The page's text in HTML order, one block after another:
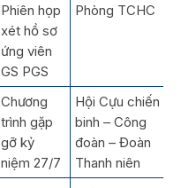
Phiên họp
xét hồ sơ
ứng viên
GS PGS
Phòng TCHC
Chương
trình gặp
gỡ kỷ
niệm 27/7
Hội Cựu chiến
binh – Công
đoàn – Đoàn
Thanh niên